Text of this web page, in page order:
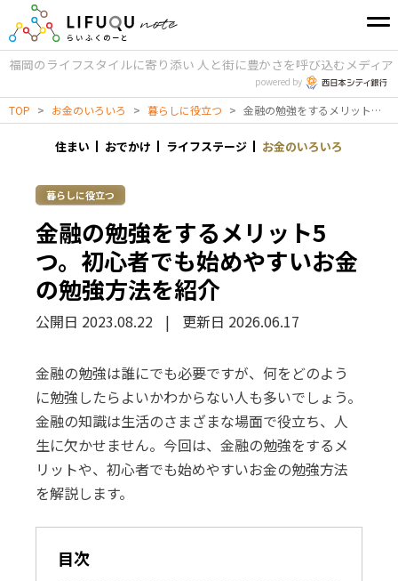
福岡のライフスタイルに寄り添い 人と街に豊かさを呼び込むメディア
powered by
TOP > お金のいろいろ > 暮らしに役立つ > 金融の勉強をするメリット5つ。初心者でも始めやすいお金の勉強方法を紹介
住まい おでかけ ライフステージ お金のいろいろ
暮らしに役立つ
金融の勉強をするメリット5
つ。初心者でも始めやすいお金
の勉強方法を紹介
公開日 2023.08.22 | 更新日 2026.06.17
金融の勉強は誰にでも必要ですが、何をどのよう
に勉強したらよいかわからない人も多いでしょう。
金融の知識は生活のさまざまな場面で役立ち、人
生に欠かせません。今回は、金融の勉強をするメ
リットや、初心者でも始めやすいお金の勉強方法
を解説します。
目次